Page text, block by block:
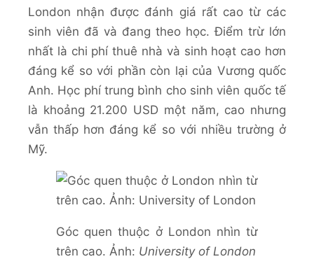
London nhận được đánh giá rất cao từ các
sinh viên đã và đang theo học. Điểm trừ lớn
nhất là chi phí thuê nhà và sinh hoạt cao hơn
đáng kể so với phần còn lại của Vương quốc
Anh. Học phí trung bình cho sinh viên quốc tế
là khoảng 21.200 USD một năm, cao nhưng
vẫn thấp hơn đáng kể so với nhiều trường ở
Mỹ.
Góc quen thuộc ở London nhìn từ
trên cao. Ảnh: University of London